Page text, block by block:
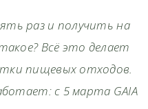
раз и получить на
Всё это делает
пищевых отходов.
с 5 марта GAIA